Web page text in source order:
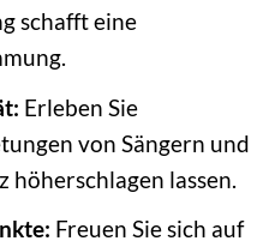
schafft eine
Erleben Sie
von Sängern und
höherschlagen lassen.
Freuen Sie sich auf